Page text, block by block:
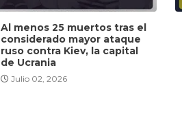
Al menos 25 muertos tras el
considerado mayor ataque
ruso contra Kiev, la capital
de Ucrania
Julio 02, 2026